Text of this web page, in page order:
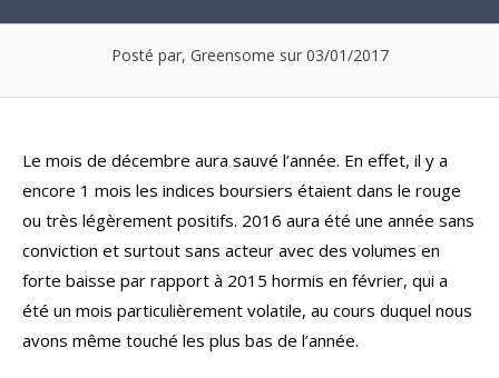
Posté par, Greensome sur 03/01/2017
Le mois de décembre aura sauvé l’année. En effet, il y a
encore 1 mois les indices boursiers étaient dans le rouge
ou très légèrement positifs. 2016 aura été une année sans
conviction et surtout sans acteur avec des volumes en
forte baisse par rapport à 2015 hormis en février, qui a
été un mois particulièrement volatile, au cours duquel nous
avons même touché les plus bas de l’année.